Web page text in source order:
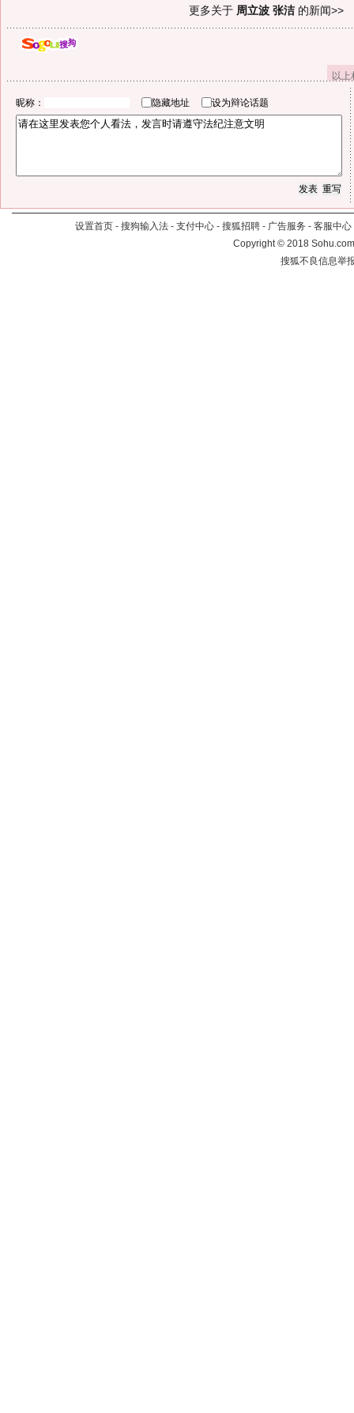
更多关于 周立波 张洁的新闻>>
以
昵称： 隐藏地址 设为辩论话题
设置首页 - 搜狗输入法 - 支付中心 - 搜狐招聘 - 广告服务 - 客服中心
Copyright©2018
搜狐不良信息举